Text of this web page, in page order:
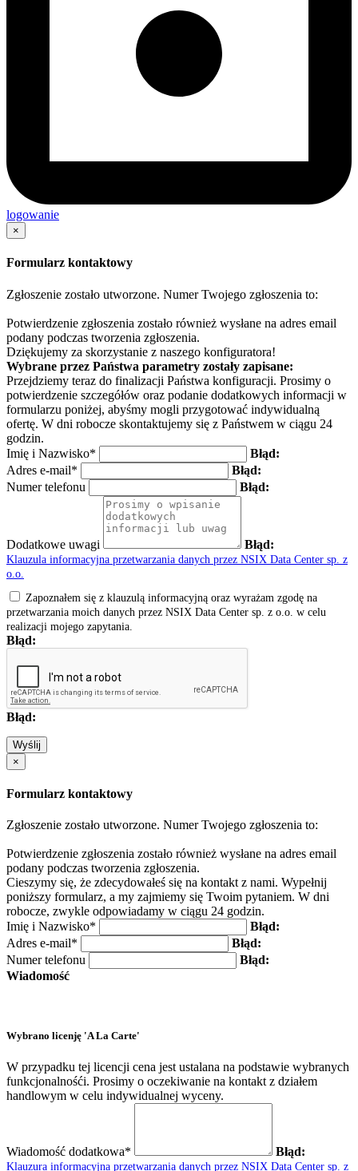
logowanie
×
Formularz kontaktowy
Zgłoszenie zostało utworzone. Numer Twojego zgłoszenia to:
Potwierdzenie zgłoszenia zostało również wysłane na adres email
podany podczas tworzenia zgłoszenia.
Dziękujemy za skorzystanie z naszego konfiguratora!
Wybrane przez Państwa parametry zostały zapisane:
Przejdziemy teraz do finalizacji Państwa konfiguracji. Prosimy o
potwierdzenie szczegółów oraz podanie dodatkowych informacji w
formularzu poniżej, abyśmy mogli przygotować indywidualną
ofertę. W dni robocze skontaktujemy się z Państwem w ciągu 24
godzin.
Imię i Nazwisko*
Błąd:
Adres e-mail*
Błąd:
Numer telefonu
Błąd:
Dodatkowe uwagi Błąd:
Klauzula informacyjna przetwarzania danych przez NSIX Data Center sp. z
o.o.
Zapoznałem się z klauzulą informacyjną oraz wyrażam zgodę na
przetwarzania moich danych przez NSIX Data Center sp. z o.o. w celu
realizacji mojego zapytania.
Błąd:
Błąd:
Wyślij
×
Formularz kontaktowy
Zgłoszenie zostało utworzone. Numer Twojego zgłoszenia to:
Potwierdzenie zgłoszenia zostało również wysłane na adres email
podany podczas tworzenia zgłoszenia.
Cieszymy się, że zdecydowałeś się na kontakt z nami. Wypełnij
poniższy formularz, a my zajmiemy się Twoim pytaniem. W dni
robocze, zwykle odpowiadamy w ciągu 24 godzin.
Imię i Nazwisko*
Błąd:
Adres e-mail*
Błąd:
Numer telefonu
Błąd:
Wiadomość
Wybrano licenję 'A La Carte'
W przypadku tej licencji cena jest ustalana na podstawie wybranych
funkcjonalnośći. Prosimy o oczekiwanie na kontakt z działem
handlowym w celu indywidualnej wyceny.
Wiadomość dodatkowa* Błąd:
Klauzura informacyjna przetwarzania danych przez NSIX Data Center sp. z